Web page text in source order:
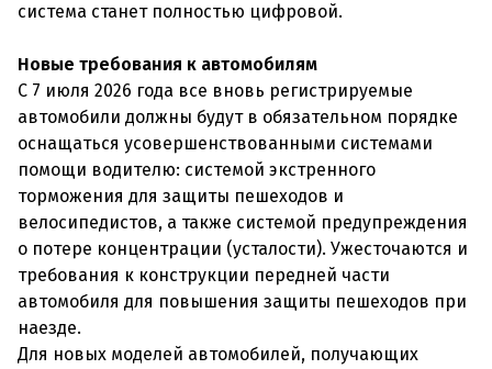
система станет полностью цифровой.
Новые требования к автомобилям
С 7 июля 2026 года все вновь регистрируемые
автомобили должны будут в обязательном порядке
оснащаться усовершенствованными системами
помощи водителю: системой экстренного
торможения для защиты пешеходов и
велосипедистов, а также системой предупреждения
о потере концентрации (усталости). Ужесточаются и
требования к конструкции передней части
автомобиля для повышения защиты пешеходов при
наезде.
Для новых моделей автомобилей, получающих